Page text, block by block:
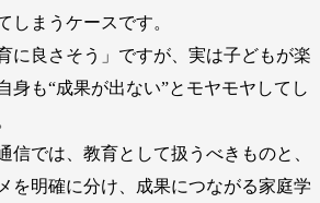
しまうケースです。
に良さそう」ですが、実は子どもが楽
身も“成果が出ない”とモヤモヤしてし
では、教育として扱うべきものと、
を明確に分け、成果につながる家庭学